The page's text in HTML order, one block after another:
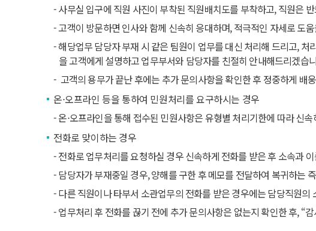
- 사무실 입구에 직원 사진이 부착된 직원배치도를 부착하고, 직원은
- 고객이 방문하면 인사와 함께 신속히 응대하며, 적극적인 자세로 도
- 해당업무 담당자 부재 시 같은 팀원이 업무를 대신 처리해 드리고,
을 고객에게 설명하고 업무부서와 담당자를 친절히 안내해드리겠습
- 고객의 용무가 끝난 후에는 추가 문의사항을 확인한 후 정중하게 배
온⋅오프라인 등을 통하여 민원처리를 요구하시는 경우
- 온⋅오프라인을 통해 접수된 민원사항은 유형별 처리기한에 따라 신
전화로 맞이하는 경우
- 전화로 업무처리를 요청하실 경우 신속하게 전화를 받은 후 소속과
- 담당자가 부재중일 경우, 양해를 구한 후 메모를 전달하여 복귀하는
- 다른 직원이나 타부서 소관업무의 전화를 받은 경우에는 담당직원
- 업무처리 후 전화를 끊기 전에 추가 문의사항은 없는지 확인한 후, “